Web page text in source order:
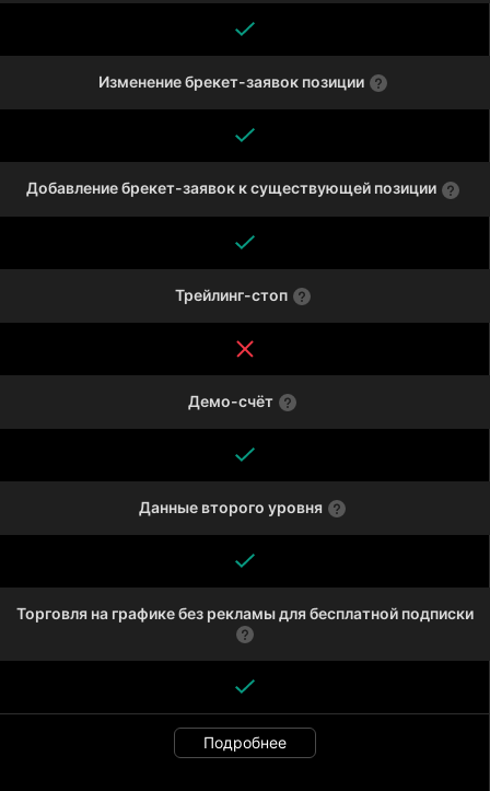
Изменение брекет-заявок позиции
Добавление брекет-заявок к существующей позиции
Трейлинг-стоп
Демо-счёт
Данные второго уровня
Торговля на графике без рекламы для бесплатной подписки
Подробнее